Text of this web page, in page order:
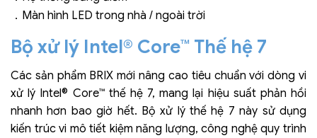
． Màn hình LED trong nhà / ngoài trời
Bộ xử lý Intel® Core™ Thế hệ 7
Các sản phẩm BRIX mới nâng cao tiêu chuẩn với dòng vi
xử lý Intel® Core™ thế hệ 7, mang lại hiệu suất phản hồi
nhanh hơn bao giờ hết. Bộ xử lý thế hệ 7 này sử dụng
kiến trúc vi mô tiết kiệm năng lượng, công nghệ quy trình